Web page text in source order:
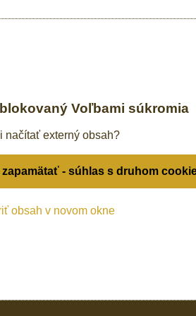
Voľbami súkromia
načítať externý obsah?
- súhlas s druhom
obsah v novom okne